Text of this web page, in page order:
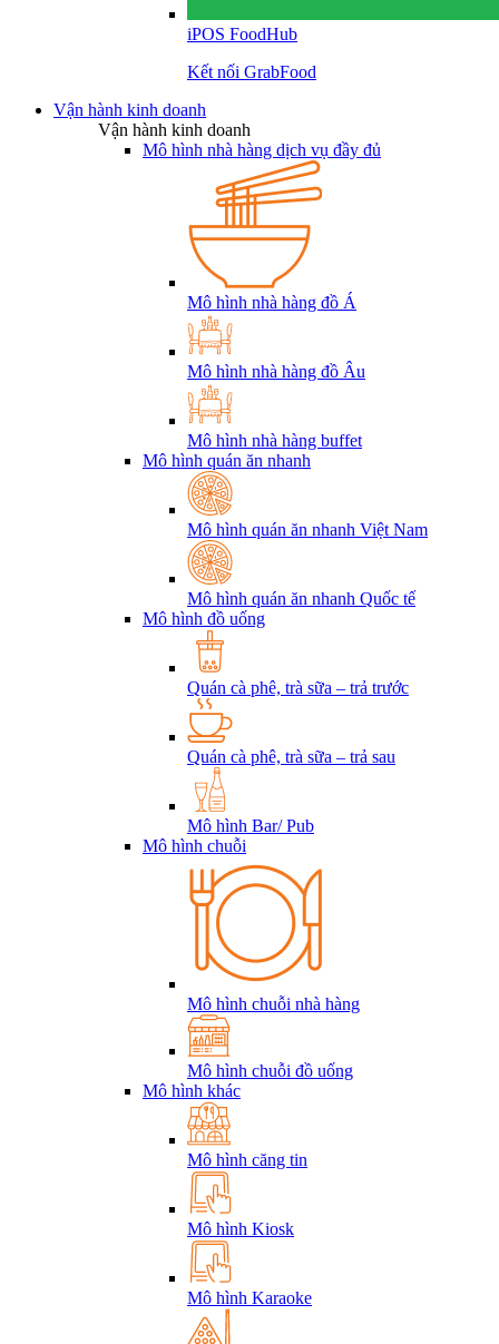
iPOS FoodHub
Kết nối GrabFood
Vận hành kinh doanh
Vận hành kinh doanh
Mô hình nhà hàng dịch vụ đầy đủ
Mô hình nhà hàng đồ Á
Mô hình nhà hàng đồ Âu
Mô hình nhà hàng buffet
Mô hình quán ăn nhanh
Mô hình quán ăn nhanh Việt Nam
Mô hình quán ăn nhanh Quốc tế
Mô hình đồ uống
Quán cà phê, trà sữa – trả trước
Quán cà phê, trà sữa – trả sau
Mô hình Bar/ Pub
Mô hình chuỗi
Mô hình chuỗi nhà hàng
Mô hình chuỗi đồ uống
Mô hình khác
Mô hình căng tin
Mô hình Kiosk
Mô hình Karaoke